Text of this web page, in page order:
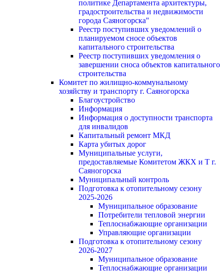
политике Департамента архитектуры,
градостроительства и недвижимости
города Саяногорска"
Реестр поступивших уведомлений о
планируемом сносе объектов
капитального строительства
Реестр поступивших уведомления о
завершении сноса объектов капитального
строительства
Комитет по жилищно-коммунальному
хозяйству и транспорту г. Саяногорска
Благоустройство
Информация
Информация о доступности транспорта
для инвалидов
Капитальный ремонт МКД
Карта убитых дорог
Муниципальные услуги,
предоставляемые Комитетом ЖКХ и Т г.
Саяногорска
Муниципальный контроль
Подготовка к отопительному сезону
2025-2026
Муниципальное образование
Потребители тепловой энергии
Теплоснабжающие организации
Управляющие организации
Подготовка к отопительному сезону
2026-2027
Муниципальное образование
Теплоснабжающие организации